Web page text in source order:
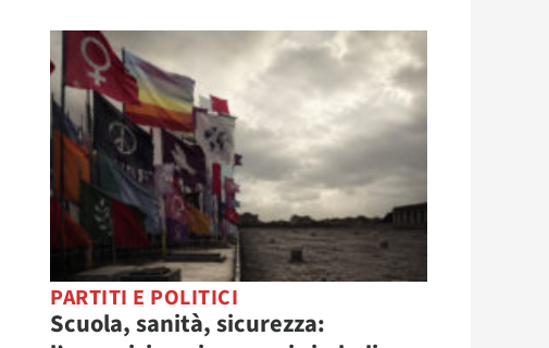
PARTITI E POLITICI
Scuola, sanità, sicurezza: